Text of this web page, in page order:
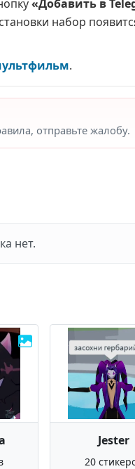
«Добавить в
набор
.
отправьте жалобу.
нет.
Jester
20